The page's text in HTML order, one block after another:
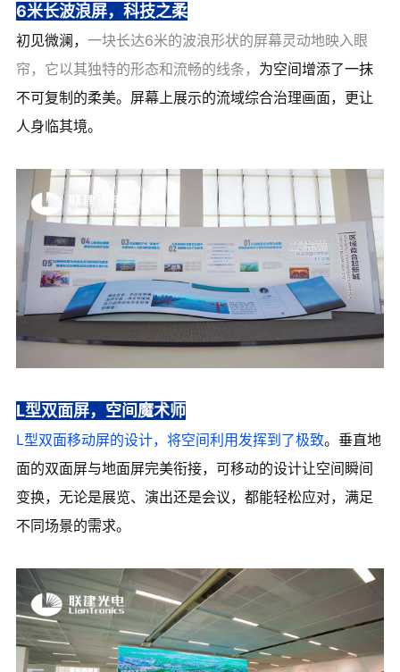
6米长波浪屏，科技之柔
初见微澜， 一块长达6米的波浪形状的屏幕灵动地映入眼
帘， 它以其独特的形态和流畅的线条， 为空间增添了一抹
不可复制的柔美。屏幕上展示的流域综合治理画面，更让
人身临其境。
L型双面屏，空间魔术师
L型双面移动屏的设计，将空间利用发挥到了极致。垂直地
面的双面屏与地面屏完美衔接，可移动的设计让空间瞬间
变换，无论是展览、演出还是会议，都能轻松应对，满足
不同场景的需求。